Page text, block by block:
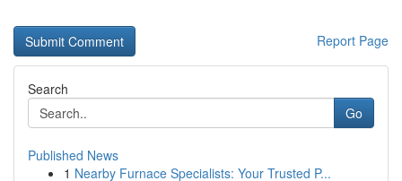
Report Page
Search
Go
Published News
1 Nearby Furnace Specialists: Your Trusted P...